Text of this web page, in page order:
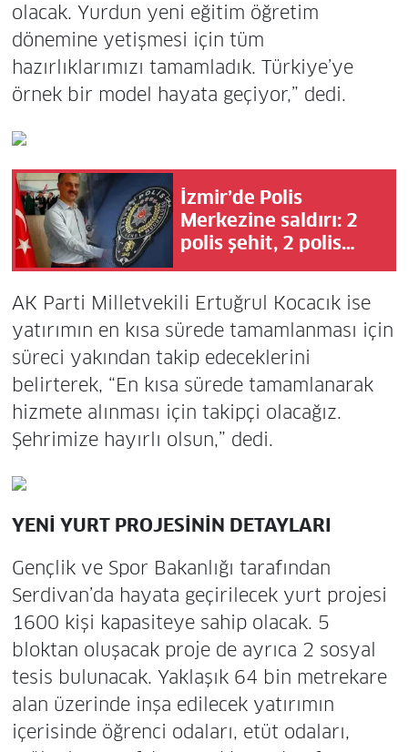
olacak. Yurdun yeni eğitim öğretim
dönemine yetişmesi için tüm
hazırlıklarımızı tamamladık. Türkiye’ye
örnek bir model hayata geçiyor,” dedi.
İzmir’de Polis
Merkezine saldırı: 2
polis şehit, 2 polis
yaralı!
AK Parti Milletvekili Ertuğrul Kocacık ise
yatırımın en kısa sürede tamamlanması için
süreci yakından takip edeceklerini
belirterek, “En kısa sürede tamamlanarak
hizmete alınması için takipçi olacağız.
Şehrimize hayırlı olsun,” dedi.
YENİ YURT PROJESİNİN DETAYLARI
Gençlik ve Spor Bakanlığı tarafından
Serdivan’da hayata geçirilecek yurt projesi
1600 kişi kapasiteye sahip olacak. 5
bloktan oluşacak proje de ayrıca 2 sosyal
tesis bulunacak. Yaklaşık 64 bin metrekare
alan üzerinde inşa edilecek yatırımın
içerisinde öğrenci odaları, etüt odaları,